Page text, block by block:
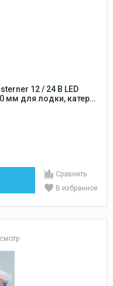
12 / 24 В LED
мм для лодки, катера,
Сравнить
В избранное